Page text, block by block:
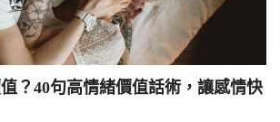
？40句高情緒價值話術，讓感情快